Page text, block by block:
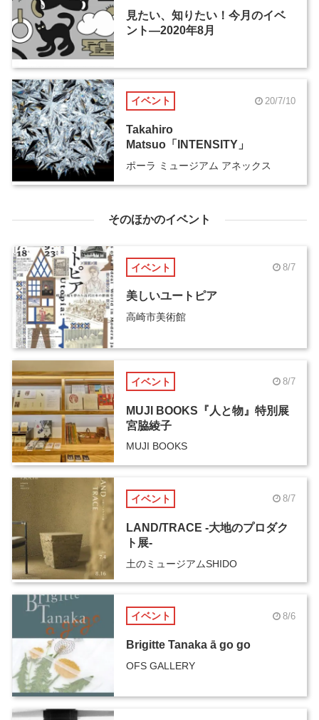
見たい、知りたい！今月のイベ
ント―2020年8月
イベント 20/7/10
Takahiro
Matsuo「INTENSITY」
ポーラ ミュージアム アネックス
そのほかのイベント
イベント 8/7
美しいユートピア
高崎市美術館
イベント 8/7
MUJI BOOKS『人と物』特別展
宮脇綾子
MUJI BOOKS
イベント 8/7
LAND/TRACE -大地のプロダク
ト展-
土のミュージアムSHIDO
イベント 8/6
Brigitte Tanaka ā go go
OFS GALLERY